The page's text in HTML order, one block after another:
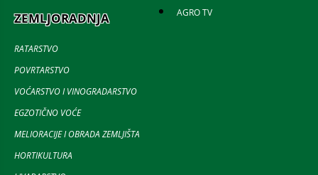
ZEMLJORADNJA
RATARSTVO
POVRTARSTVO
VOĆARSTVO I VINOGRADARSTVO
EGZOTIČNO VOĆE
MELIORACIJE I OBRADA ZEMLJIŠTA
HORTIKULTURA
AGRO TV